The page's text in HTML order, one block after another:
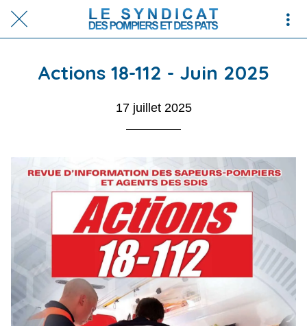
Actions 18-112 - Juin 2025
17 juillet 2025